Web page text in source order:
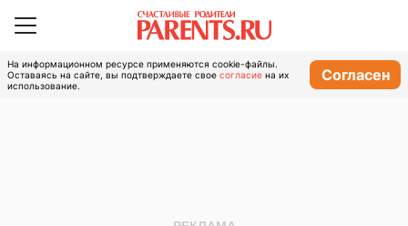
На информационном ресурсе применяются cookie-файлы.
Оставаясь на сайте, вы подтверждаете свое согласие на их
использование.
Согласен